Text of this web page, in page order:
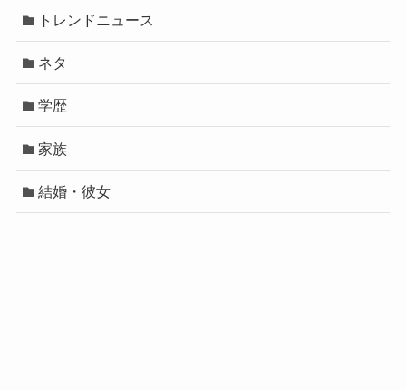
トレンドニュース
ネタ
学歴
家族
結婚・彼女